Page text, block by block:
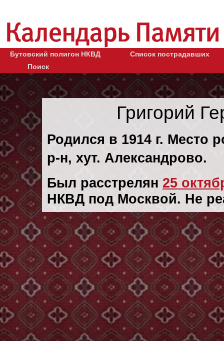
Бутовский полигон НКВД
Список пострадавших
Поиск
Григорий
Родился в 1914 г. Место
р-н, хут. Александрово.
Был расстрелян 25
НКВД под Москвой. Не